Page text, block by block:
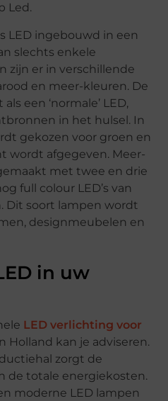
Led.
LED ingebouwd in een
slechts enkele
zijn er in verschillende
en meer-kleuren. De
een ‘normale’ LED,
in het hulsel. In
gekozen voor groen en
wordt afgegeven. Meer-
met twee en drie
full colour LED’s van
Dit soort lampen wordt
designmeubelen en
in uw
LED verlichting voor
Holland kan je adviseren.
zorgt de
de totale energiekosten.
moderne LED lampen